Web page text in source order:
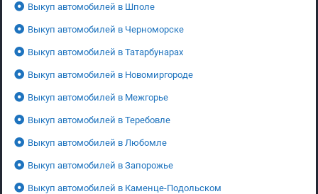
Выкуп автомобилей в Шполе
Выкуп автомобилей в Черноморске
Выкуп автомобилей в Татарбунарах
Выкуп автомобилей в Новомиргороде
Выкуп автомобилей в Межгорье
Выкуп автомобилей в Теребовле
Выкуп автомобилей в Любомле
Выкуп автомобилей в Запорожье
Выкуп автомобилей в Каменце-Подольском